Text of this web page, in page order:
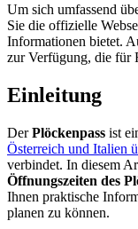
Um sich umfassend
Sie die offizielle
Informationen bietet.
zur Verfügung, die für
Einleitung
DerPlöckenpass ist
Österreich und Italien
verbindet. In diesem
Öffnungszeiten des
Ihnen praktische
planen zu können.